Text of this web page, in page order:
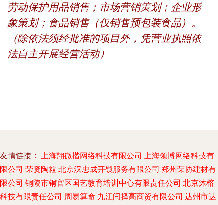
劳动保护用品销售；市场营销策划；企业形
象策划；食品销售（仅销售预包装食品）。
（除依法须经批准的项目外，凭营业执照依
法自主开展经营活动）
友情链接： 上海翔微楷网络科技有限公司 上海领博网络科技有
限公司 荣贤陶粒 北京汉忠成开锁服务有限公司 郑州荣协建材有
限公司 铜陵市铜官区国艺教育培训中心有限责任公司 北京沐榕
科技有限责任公司 周易算命 九江闫择高商贸有限公司 达州市达